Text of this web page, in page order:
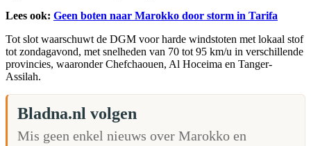
Lees ook: Geen boten naar Marokko door storm in Tarifa
Tot slot waarschuwt de DGM voor harde windstoten met lokaal stof
tot zondagavond, met snelheden van 70 tot 95 km/u in verschillende
provincies, waaronder Chefchaouen, Al Hoceima en Tanger-
Assilah.
Bladna.nl volgen
Mis geen enkel nieuws over Marokko en